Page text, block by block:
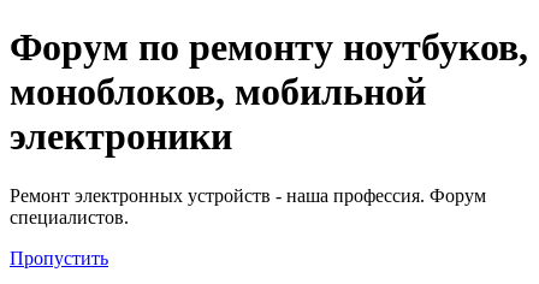
Регистрация
Форум по ремонту ноутбуков,
моноблоков, мобильной
электроники
Ремонт электронных устройств - наша профессия. Форум
специалистов.
Пропустить